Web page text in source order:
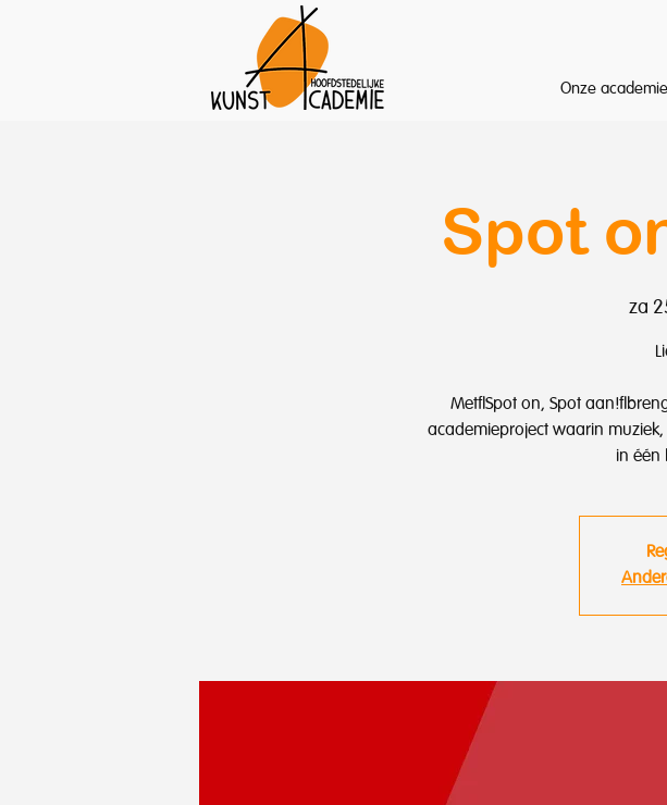
Onze academie
Spot
za
Met Spot on, Spot aan!
academieproject waarin
in één